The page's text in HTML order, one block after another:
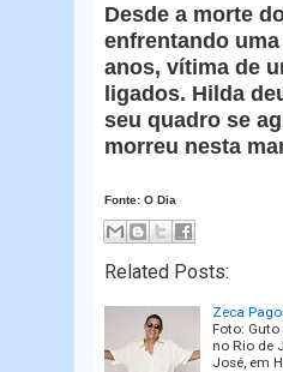
Desde a morte
enfrentando
anos, vítima de
ligados. Hilda
seu quadro se
morreu nesta
Fonte: O Dia
Related Posts:
Zeca
Foto:
no Rio de
José, em